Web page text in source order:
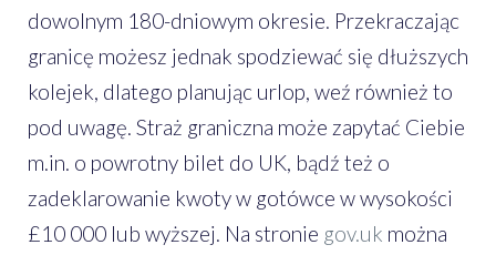
dowolnym 180-dniowym okresie. Przekraczając
granicę możesz jednak spodziewać się dłuższych
kolejek, dlatego planując urlop, weź również to
pod uwagę. Straż graniczna może zapytać Ciebie
m.in. o powrotny bilet do UK, bądź też o
zadeklarowanie kwoty w gotówce w wysokości
£10 000 lub wyższej. Na stronie gov.uk można